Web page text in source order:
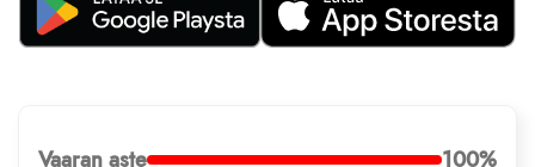
Vaaran aste 100%